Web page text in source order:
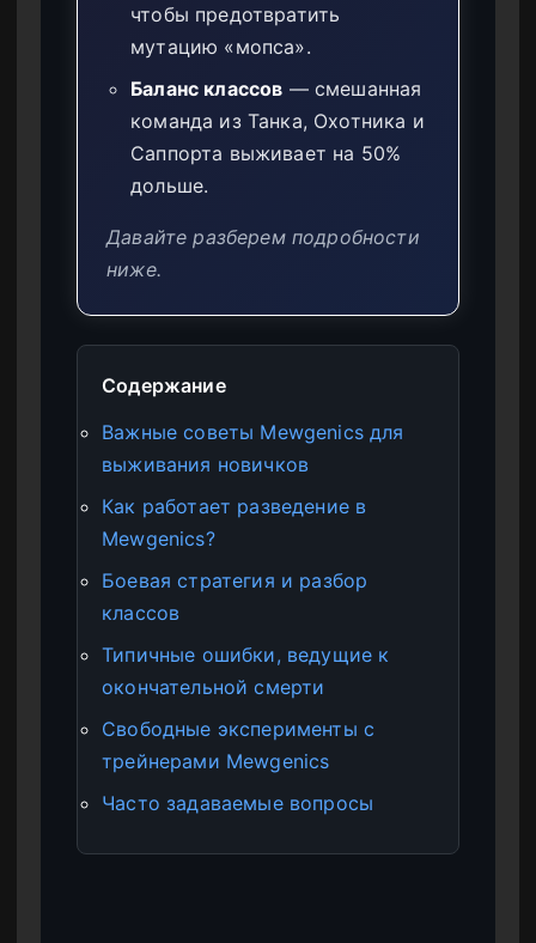
чтобы предотвратить
мутацию «мопса».
Баланс классов — смешанная
команда из Танка, Охотника и
Саппорта выживает на 50%
дольше.
Давайте разберем подробности
ниже.
Содержание
Важные советы Mewgenics для
выживания новичков
Как работает разведение в
Mewgenics?
Боевая стратегия и разбор
классов
Типичные ошибки, ведущие к
окончательной смерти
Свободные эксперименты с
трейнерами Mewgenics
Часто задаваемые вопросы